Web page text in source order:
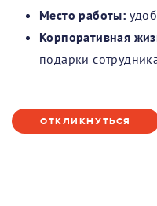
Место работы:
Корпоративная
подарки
ОТКЛИКНУТЬСЯ